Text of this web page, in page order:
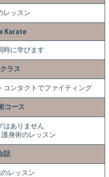
レッスン
Karate
時に学びます
ラス
コンタクトでファイティング
コース
はありません
身術のレッスン
話
レッスン